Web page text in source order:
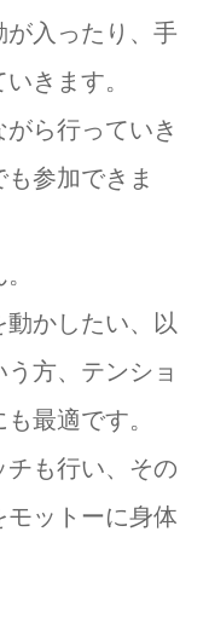
入ったり、手
きます。
ら行っていき
参加できま
かしたい、以
方、テンショ
最適です。
チも行い、その
モットーに身体